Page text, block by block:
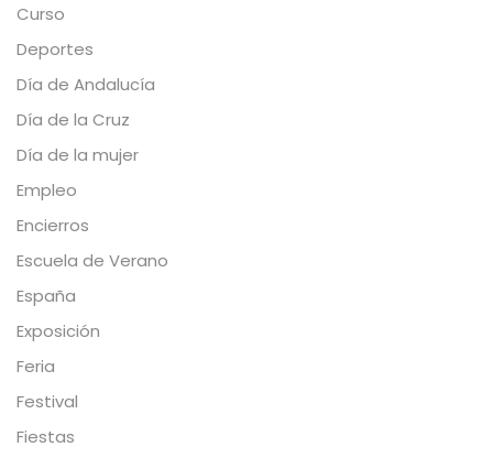
Curso
Deportes
Día de Andalucía
Día de la Cruz
Día de la mujer
Empleo
Encierros
Escuela de Verano
España
Exposición
Feria
Festival
Fiestas